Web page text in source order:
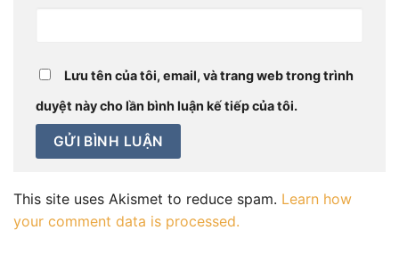
Lưu tên của tôi, email, và trang web trong trình
duyệt này cho lần bình luận kế tiếp của tôi.
This site uses Akismet to reduce spam. Learn how
your comment data is processed.